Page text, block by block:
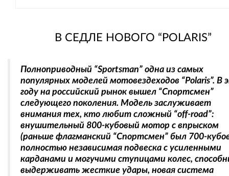
В СЕДЛЕ НОВОГО “POLARIS”
Полноприводный “Sportsman” одна из самых
популярных моделей мотовездеходов “Polaris”. В
году на российский рынок вышел “Спортсмен”
следующего поколения. Модель заслуживает
внимания тех, кто любит сложный “off-road”:
внушительный 800-кубовый мотор с впрыском
(раньше флагманский “Спортсмен” был 700-
полностью независимая подвеска с усиленными
карданами и могучими ступицами колес,
выдерживать жесткие удары, новая система